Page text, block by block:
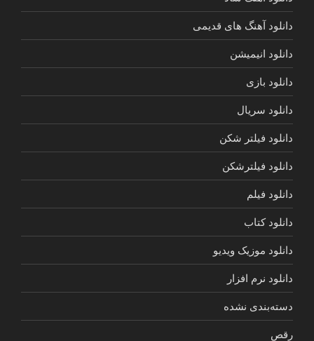
دانلود آهنگ های قدیمی
دانلود انیمیشن
دانلود بازی
دانلود سریال
دانلود فیلتر شکن
دانلود فیلترشکن
دانلود فیلم
دانلود کتاب
دانلود موزیک ویدیو
دانلود نرم افزار
دسته‌بندی نشده
رقص